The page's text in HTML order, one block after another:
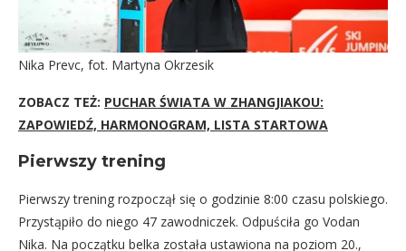
Nika Prevc, fot. Martyna Okrzesik
ZOBACZ TEŻ: PUCHAR ŚWIATA W ZHANGJIAKOU:
ZAPOWIEDŹ, HARMONOGRAM, LISTA STARTOWA
Pierwszy trening
Pierwszy trening rozpoczął się o godzinie 8:00 czasu polskiego.
Przystąpiło do niego 47 zawodniczek. Odpuściła go Vodan
Nika. Na początku belka została ustawiona na poziom 20.,